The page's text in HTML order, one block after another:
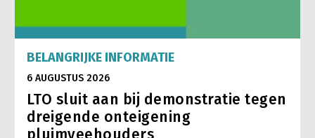
BELANGRIJKE INFORMATIE
6 AUGUSTUS 2026
LTO sluit aan bij demonstratie tegen
dreigende onteigening